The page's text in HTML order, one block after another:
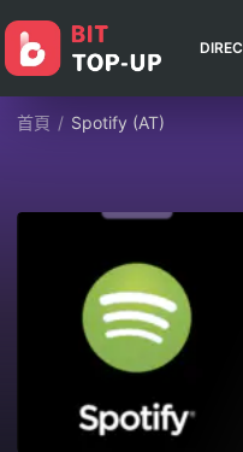
首頁 / Spotify (AT)